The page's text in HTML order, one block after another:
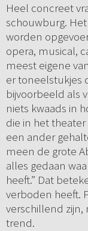
Heel concreet
schouwburg.
worden
opera, musical,
meest eigene
er toneelstukjes
bijvoorbeeld als
niets kwaads in
die in het
een ander
meen de grote
alles gedaan
heeft.” Dat
verboden heeft.
verschillend zijn,
trend.